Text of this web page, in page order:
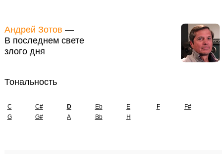
Андрей Зотов —
В последнем свете
злого дня
Тональность
C C# D Eb E F
F#
G
G# A Bb H